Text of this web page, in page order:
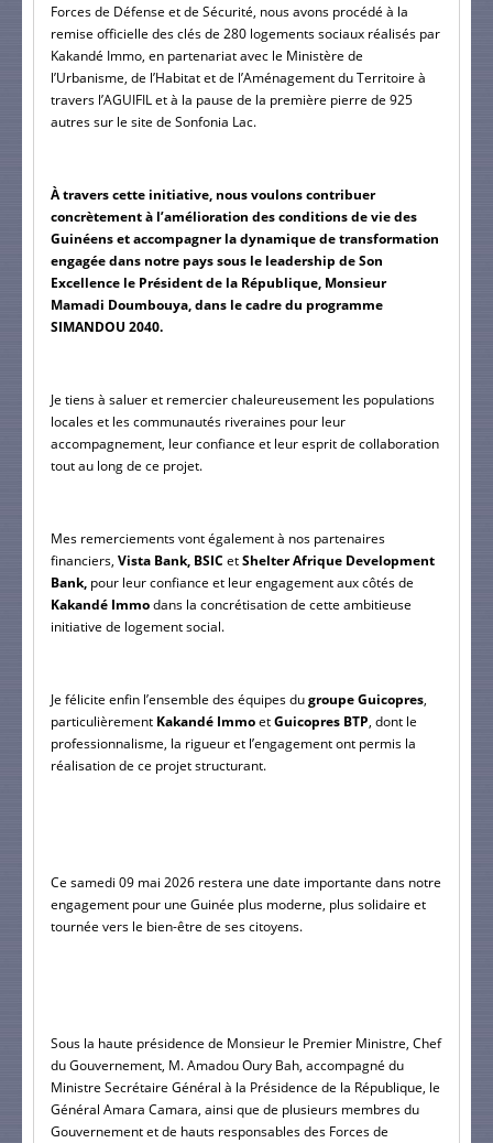
Forces de Défense et de Sécurité, nous avons procédé à la
remise officielle des clés de 280 logements sociaux réalisés par
Kakandé Immo, en partenariat avec le Ministère de
l’Urbanisme, de l’Habitat et de l’Aménagement du Territoire à
travers l’AGUIFIL et à la pause de la première pierre de 925
autres sur le site de Sonfonia Lac.
À travers cette initiative, nous voulons contribuer
concrètement à l’amélioration des conditions de vie des
Guinéens et accompagner la dynamique de transformation
engagée dans notre pays sous le leadership de Son
Excellence le Président de la République, Monsieur
Mamadi Doumbouya, dans le cadre du programme
SIMANDOU 2040.
Je tiens à saluer et remercier chaleureusement les populations
locales et les communautés riveraines pour leur
accompagnement, leur confiance et leur esprit de collaboration
tout au long de ce projet.
Mes remerciements vont également à nos partenaires
financiers, Vista Bank, BSIC et Shelter Afrique Development
Bank, pour leur confiance et leur engagement aux côtés de
Kakandé Immo dans la concrétisation de cette ambitieuse
initiative de logement social.
Je félicite enfin l’ensemble des équipes du groupe Guicopres,
particulièrement Kakandé Immo et Guicopres BTP, dont le
professionnalisme, la rigueur et l’engagement ont permis la
réalisation de ce projet structurant.
Ce samedi 09 mai 2026 restera une date importante dans notre
engagement pour une Guinée plus moderne, plus solidaire et
tournée vers le bien-être de ses citoyens.
Sous la haute présidence de Monsieur le Premier Ministre, Chef
du Gouvernement, M. Amadou Oury Bah, accompagné du
Ministre Secrétaire Général à la Présidence de la République, le
Général Amara Camara, ainsi que de plusieurs membres du
Gouvernement et de hauts responsables des Forces de